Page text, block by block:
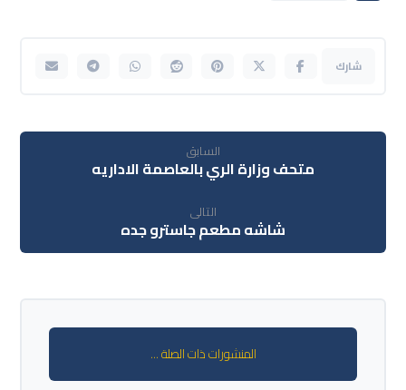
السابق
متحف وزارة الري بالعاصمة الاداريه
التالى
شاشه مطعم جاسترو جده
المنشورات ذات الصلة ...